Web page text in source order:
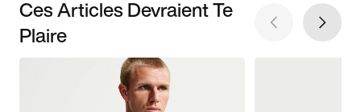
Ces Articles Devraient Te
Plaire